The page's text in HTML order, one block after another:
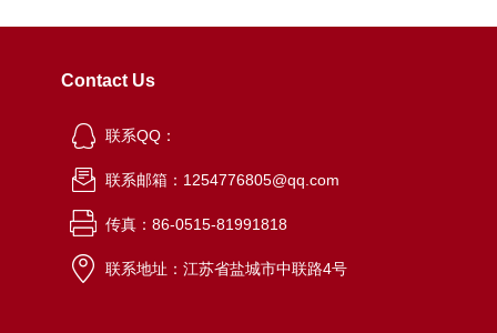
Contact Us
联系QQ：
联系邮箱：1254776805@qq.com
传真：86-0515-81991818
联系地址：江苏省盐城市中联路4号